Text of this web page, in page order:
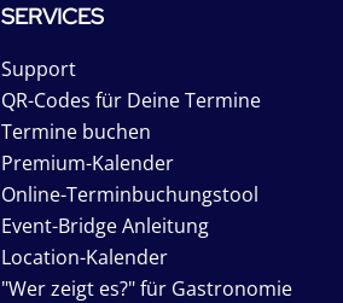
SERVICES
Support
QR-Codes für Deine Termine
Termine buchen
Premium-Kalender
Online-Terminbuchungstool
Event-Bridge Anleitung
Location-Kalender
"Wer zeigt es?" für Gastronomie